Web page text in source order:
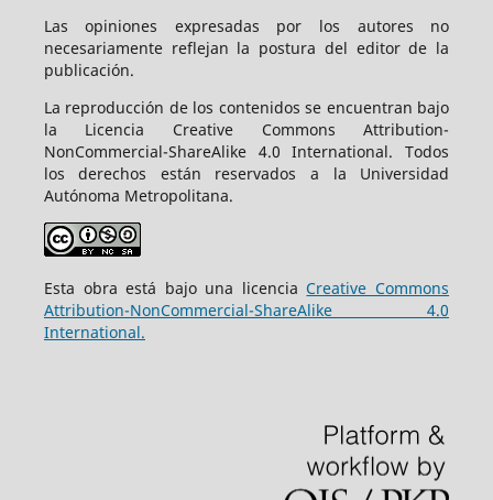
Las opiniones expresadas por los autores no
necesariamente reflejan la postura del editor de la
publicación.
La reproducción de los contenidos se encuentran bajo
la Licencia Creative Commons Attribution-
NonCommercial-ShareAlike 4.0 International. Todos
los derechos están reservados a la Universidad
Autónoma Metropolitana.
Esta obra está bajo una licenciaCreative Commons
Attribution-NonCommercial-ShareAlike 4.0
International.